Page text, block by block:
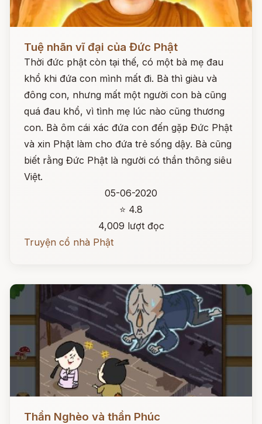
Tuệ nhãn vĩ đại của Đức Phật
Thời đức phật còn tại thế, có một bà mẹ đau
khổ khi đứa con mình mất đi. Bà thì giàu và
đông con, nhưng mất một người con bà cũng
quá đau khổ, vì tình mẹ lúc nào cũng thương
con. Bà ôm cái xác đứa con đến gặp Đức Phật
và xin Phật làm cho đứa trẻ sống dậy. Bà cũng
biết rằng Đức Phật là người có thần thông siêu
Việt.
05-06-2020
⭐ 4.8
4,009 lượt đọc
Truyện cổ nhà Phật
Đọc ngay
Thần Nghèo và thần Phúc